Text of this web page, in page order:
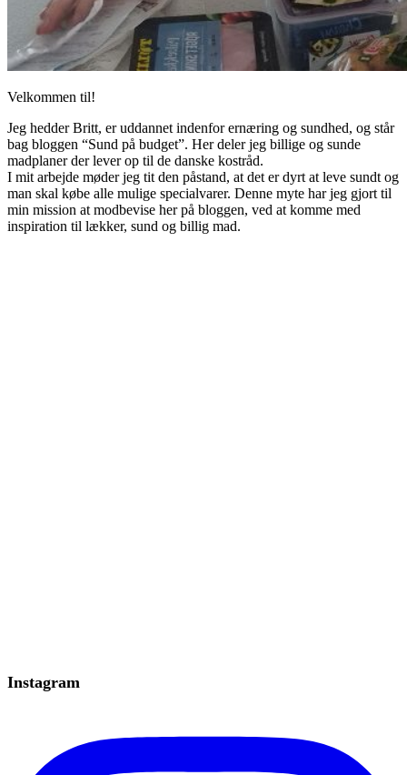
Velkommen til!
Jeg hedder Britt, er uddannet indenfor ernæring og sundhed, og står
bag bloggen “Sund på budget”. Her deler jeg billige og sunde
madplaner der lever op til de danske kostråd.
I mit arbejde møder jeg tit den påstand, at det er dyrt at leve sundt og
man skal købe alle mulige specialvarer. Denne myte har jeg gjort til
min mission at modbevise her på bloggen, ved at komme med
inspiration til lækker, sund og billig mad.
Instagram